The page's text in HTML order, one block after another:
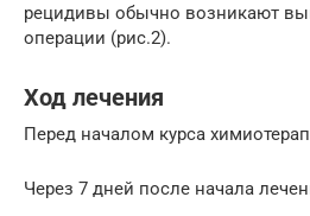
рецидивы обычно возникают
операции (рис.2).
Ход лечения
Перед началом курса
Через 7 дней после начала